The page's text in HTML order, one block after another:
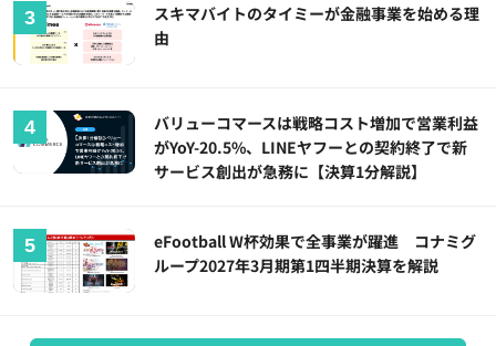
スキマバイトのタイミーが金融事業を始める理
由
バリューコマースは戦略コスト増加で営業利益
がYoY-20.5%、LINEヤフーとの契約終了で新
サービス創出が急務に【決算1分解説】
eFootball W杯効果で全事業が躍進 コナミグ
ループ2027年3月期第1四半期決算を解説